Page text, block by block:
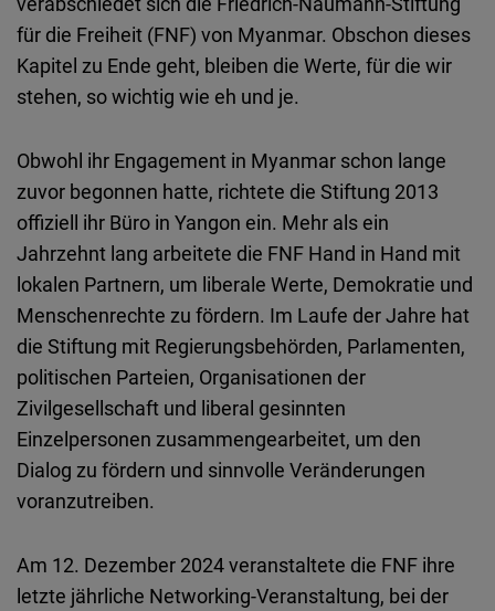
für die Freiheit (FNF) von Myanmar. Obschon dieses
Kapitel zu Ende geht, bleiben die Werte, für die wir
stehen, so wichtig wie eh und je.
Obwohl ihr Engagement in Myanmar schon lange
zuvor begonnen hatte, richtete die Stiftung 2013
offiziell ihr Büro in Yangon ein. Mehr als ein
Jahrzehnt lang arbeitete die FNF Hand in Hand mit
lokalen Partnern, um liberale Werte, Demokratie und
Menschenrechte zu fördern. Im Laufe der Jahre hat
die Stiftung mit Regierungsbehörden, Parlamenten,
politischen Parteien, Organisationen der
Zivilgesellschaft und liberal gesinnten
Einzelpersonen zusammengearbeitet, um den
Dialog zu fördern und sinnvolle Veränderungen
voranzutreiben.
Am 12. Dezember 2024 veranstaltete die FNF ihre
letzte jährliche Networking-Veranstaltung, bei der
Embed
Cloudinary
Embed
Newsletter2go
Embed
Podigee
Embed
D.Vinci
Embed
Typeform